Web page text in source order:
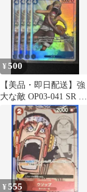
¥500
【美品・即日配送】強
大な敵 OP03-041 SR ウ
ソップ4枚
¥555